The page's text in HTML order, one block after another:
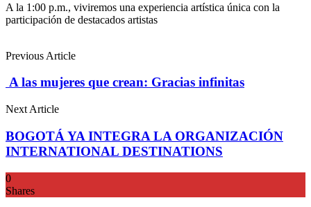
A la 1:00 p.m., viviremos una experiencia artística única con la
participación de destacados artistas
Previous Article
A las mujeres que crean: Gracias infinitas
Next Article
BOGOTÁ YA INTEGRA LA ORGANIZACIÓN
INTERNATIONAL DESTINATIONS
0
Shares